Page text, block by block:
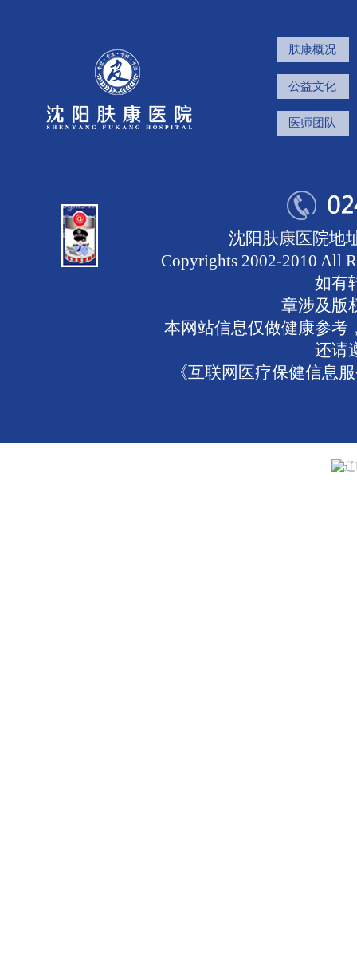
肤康概况
公益文化
医师团队
沈阳肤康医院地
Copyrights 2002-2010 All
如有
章涉及版
本网站信息仅做健康参考
还请
《互联网医疗保健信息
辽